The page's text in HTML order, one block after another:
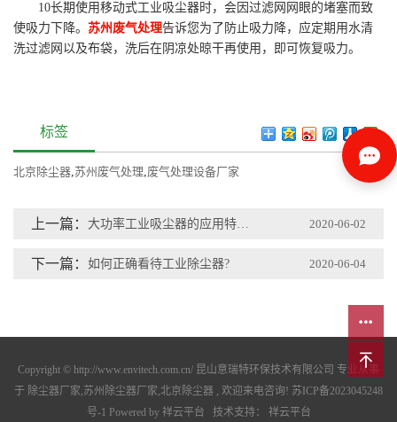
10长期使用移动式工业吸尘器时，会因过滤网网眼的堵塞而致
使吸力下降。 苏州废气处理告诉您为了防止吸力降，应定期用水清
洗过滤网以及布袋，洗后在阴凉处晾干再使用，即可恢复吸力。
标签
北京除尘器,苏州废气处理,废气处理设备厂家
上一篇： 大功率工业吸尘器的应用特色有哪些? 2020-06-02
下一篇： 如何正确看待工业除尘器? 2020-06-04
Copyright © http://www.envitech.com.cn/ 昆山意瑞特环保技术有限公司 专业从事
于 除尘器厂家,苏州除尘器厂家,北京除尘器 , 欢迎来电咨询! 苏ICP备2023045248
号-1 Powered by 祥云平台 技术支持： 祥云平台